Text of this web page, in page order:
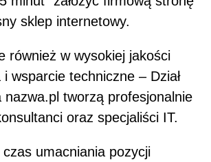
sklep internetowy.
również w wysokiej jakości
i wsparcie techniczne – Dział
nazwa.pl tworzą profesjonalnie
oraz specjaliści IT.
umacniania pozycji